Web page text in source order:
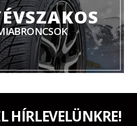
HÍRLEVELÜNKRE!